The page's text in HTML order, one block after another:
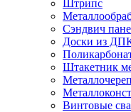
Штрипс
Сэндвич
Доски из
Штакетник
Винтовые